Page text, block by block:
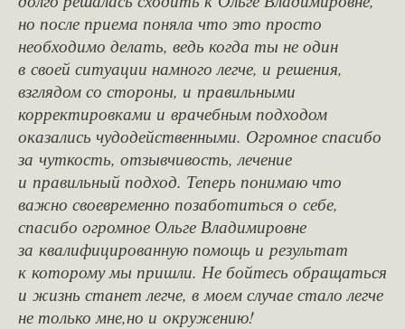
но после приема поняла что это просто
необходимо делать, ведь когда ты не один
в своей ситуации намного легче, и решения,
взглядом со стороны, и правильными
корректировками и врачебным подходом
оказались чудодейственными. Огромное спасибо
за чуткость, отзывчивость, лечение
и правильный подход. Теперь понимаю что
важно своевременно позаботиться о себе,
спасибо огромное Ольге Владимировне
за квалифицированную помощь и результат
к которому мы пришли. Не бойтесь обращаться
и жизнь станет легче, в моем случае стало легче
не только мне,но и окружению!